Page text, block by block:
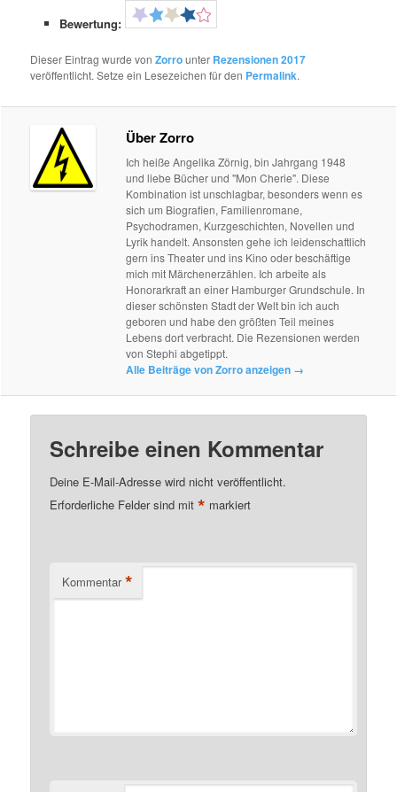
Bewertung:
Dieser Eintrag wurde vonZorrounter Rezensionen 2017
veröffentlicht. Setze ein Lesezeichen für den Permalink.
Über Zorro
Ich heiße Angelika Zörnig, bin Jahrgang 1948
und liebe Bücher und "Mon Cherie". Diese
Kombination ist unschlagbar, besonders wenn es
sich um Biografien, Familienromane,
Psychodramen, Kurzgeschichten, Novellen und
Lyrik handelt. Ansonsten gehe ich leidenschaftlich
gern ins Theater und ins Kino oder beschäftige
mich mit Märchenerzählen. Ich arbeite als
Honorarkraft an einer Hamburger Grundschule. In
dieser schönsten Stadt der Welt bin ich auch
geboren und habe den größten Teil meines
Lebens dort verbracht. Die Rezensionen werden
von Stephi abgetippt.
Alle Beiträge von Zorro anzeigen →
Schreibe einen Kommentar
Deine E-Mail-Adresse wird nicht veröffentlicht.
Erforderliche Felder sind mit* markiert
Kommentar *